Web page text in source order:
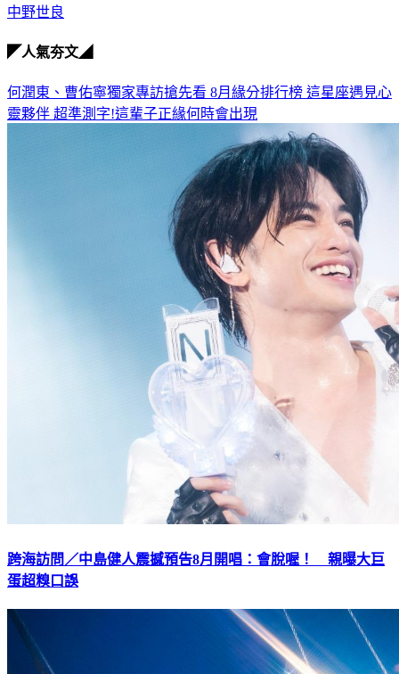
中野世良
◤人氣夯文◢
何潤東、曹佑寧獨家專訪搶先看 8月緣分排行榜 這星座遇見心
靈夥伴 超準測字!這輩子正緣何時會出現
跨海訪問／中島健人震撼預告8月開唱：會脫喔！ 親曝大巨
蛋超糗口誤